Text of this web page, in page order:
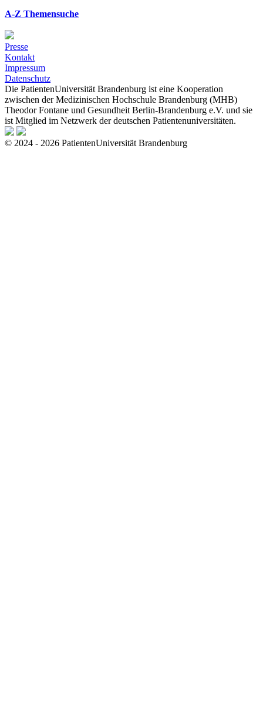
A-Z Themensuche
Presse
Kontakt
Impressum
Datenschutz
Die PatientenUniversität Brandenburg ist eine Kooperation
zwischen der Medizinischen Hochschule Brandenburg (MHB)
Theodor Fontane und Gesundheit Berlin-Brandenburg e.V. und sie
ist Mitglied im Netzwerk der deutschen Patientenuniversitäten.
© 2024 - 2026 PatientenUniversität Brandenburg